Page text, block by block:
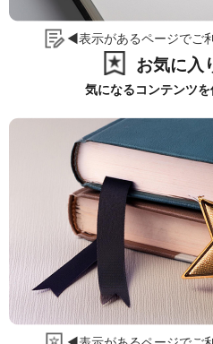
◀表示があるページでご
お気に入
気になるコンテンツ